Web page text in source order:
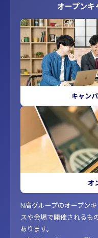
オープン
キャン
オ
N高グループのオープン
スや会場で開催されるも
あります。